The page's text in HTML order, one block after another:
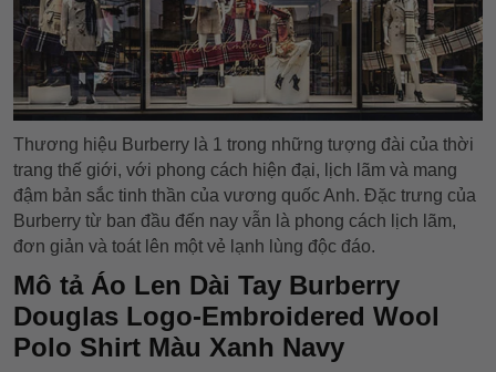
Thương hiệu Burberry là 1 trong những tượng đài của thời
trang thế giới, với phong cách hiện đại, lịch lãm và mang
đậm bản sắc tinh thần của vương quốc Anh. Đặc trưng của
Burberry từ ban đầu đến nay vẫn là phong cách lịch lãm,
đơn giản và toát lên một vẻ lạnh lùng độc đáo.
Mô tả Áo Len Dài Tay Burberry
Douglas Logo-Embroidered Wool
Polo Shirt Màu Xanh Navy